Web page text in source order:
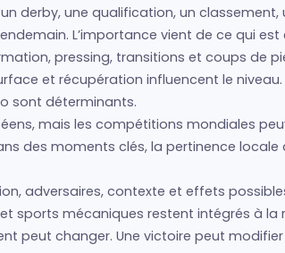
derby, une qualification, un
L’importance vient de ce qui
pressing, transitions et coups de
et récupération influencent le
sont déterminants.
mais les compétitions mondiales
des moments clés, la pertinence
adversaires, contexte et effets
sports mécaniques restent intégrés à la
peut changer. Une victoire peut